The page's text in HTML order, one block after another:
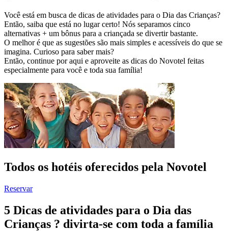
Você está em busca de dicas de atividades para o Dia das Crianças?
Então, saiba que está no lugar certo! Nós separamos cinco
alternativas + um bônus para a criançada se divertir bastante.
O melhor é que as sugestões são mais simples e acessíveis do que se
imagina. Curioso para saber mais?
Então, continue por aqui e aproveite as dicas do Novotel feitas
especialmente para você e toda sua família!
Todos os hotéis oferecidos pela Novotel
Reservar
5 Dicas de atividades para o Dia das
Crianças ? divirta-se com toda a família